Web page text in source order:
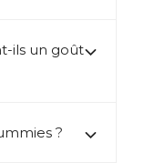
ils un goût
?